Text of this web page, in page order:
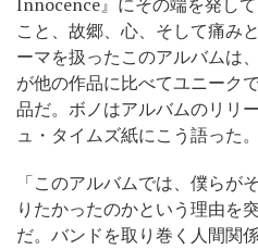
こと、故郷、心、そして痛み
ーマを扱ったこのアルバムは
が他の作品に比べてユニーク
品だ。ボノはアルバムのリリ
ュ・タイムズ紙にこう語った。
「このアルバムでは、僕らが
りたかったのかという理由を
だ。バンドを取り巻く人間関